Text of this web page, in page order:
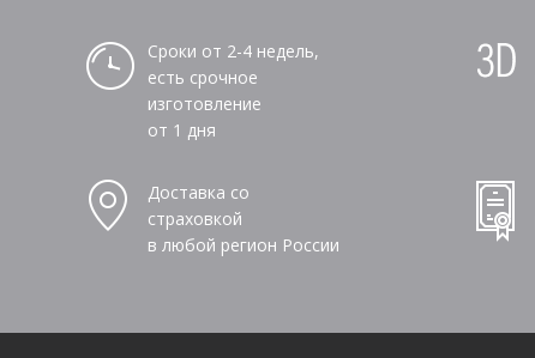
Сроки от 2-4 недель,
есть срочное
изготовление
от 1 дня
Доставка со
страховкой
в любой регион России